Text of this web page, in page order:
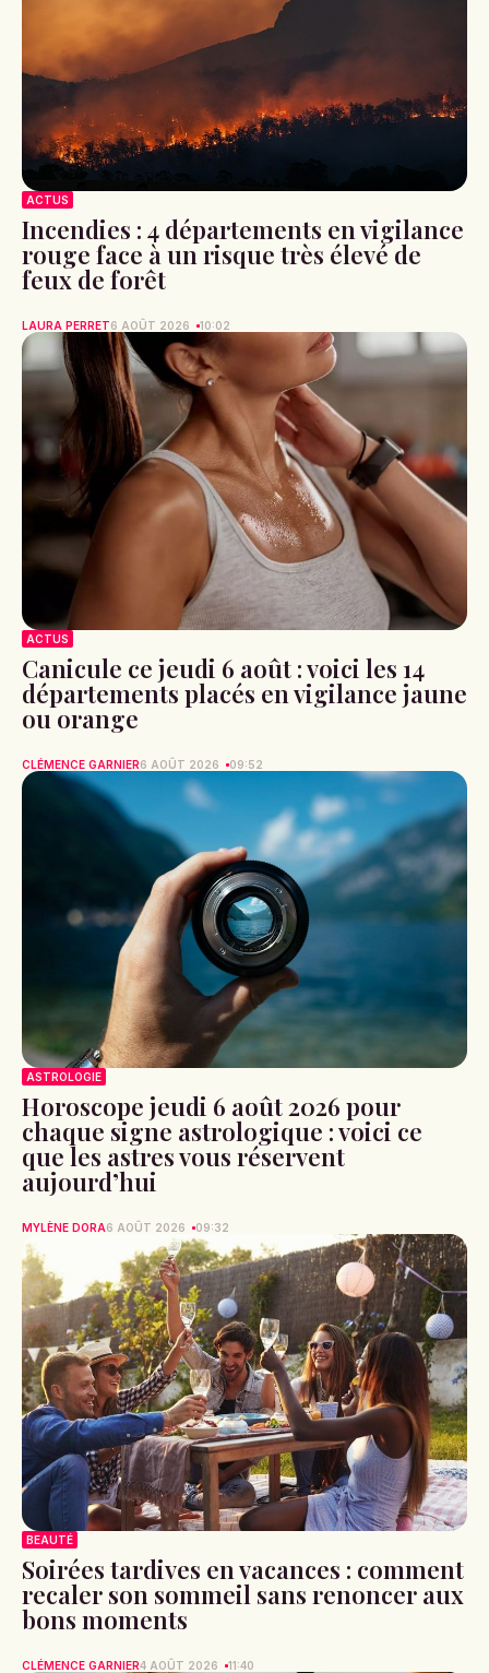
ACTUS
Incendies : 4 départements en vigilance
rouge face à un risque très élevé de
feux de forêt
LAURA PERRET6 AOÛT 2026 10:02
ACTUS
Canicule ce jeudi 6 août : voici les 14
départements placés en vigilance jaune
ou orange
CLÉMENCE GARNIER6 AOÛT 2026 09:52
ASTROLOGIE
Horoscope jeudi 6 août 2026 pour
chaque signe astrologique : voici ce
que les astres vous réservent
aujourd’hui
MYLÈNE DORA6 AOÛT 2026 09:32
BEAUTÉ
Soirées tardives en vacances : comment
recaler son sommeil sans renoncer aux
bons moments
CLÉMENCE GARNIER4 AOÛT 2026 11:40